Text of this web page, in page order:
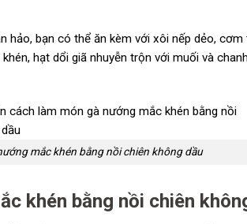
hảo, bạn có thể ăn kèm với xôi nếp dẻo,
hạt dổi giã nhuyễn trộn với muối và
mắc khén bằng nồi chiên không dầu
khén bằng nồi chiên